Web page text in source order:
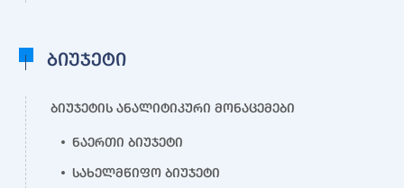
ბიუჯეტი
ბიუჯეტის ანალიტიკური მონაცემები
ნაერთი ბიუჯეტი
სახელმწიფო ბიუჯეტი